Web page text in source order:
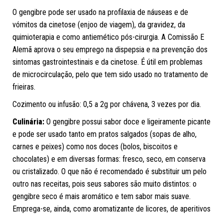
O gengibre pode ser usado na profilaxia de náuseas e de
vómitos da cinetose (enjoo de viagem), da gravidez, da
quimioterapia e como antiemético pós-cirurgia. A Comissão E
Alemã aprova o seu emprego na dispepsia e na prevenção dos
sintomas gastrointestinais e da cinetose. É útil em problemas
de microcirculação, pelo que tem sido usado no tratamento de
frieiras.
Cozimento ou infusão: 0,5 a 2g por chávena, 3 vezes por dia.
Culinária: O gengibre possui sabor doce e ligeiramente picante
e pode ser usado tanto em pratos salgados (sopas de alho,
carnes e peixes) como nos doces (bolos, biscoitos e
chocolates) e em diversas formas: fresco, seco, em conserva
ou cristalizado. O que não é recomendado é substituir um pelo
outro nas receitas, pois seus sabores são muito distintos: o
gengibre seco é mais aromático e tem sabor mais suave.
Emprega-se, ainda, como aromatizante de licores, de aperitivos